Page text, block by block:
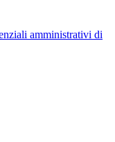
amministrativi di